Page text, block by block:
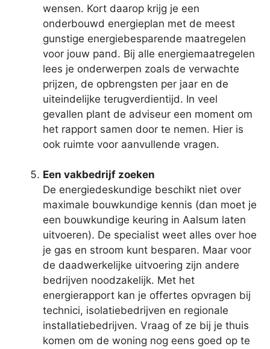
wensen. Kort daarop krijg je een
onderbouwd energieplan met de meest
gunstige energiebesparende maatregelen
voor jouw pand. Bij alle energiemaatregelen
lees je onderwerpen zoals de verwachte
prijzen, de opbrengsten per jaar en de
uiteindelijke terugverdientijd. In veel
gevallen plant de adviseur een moment om
het rapport samen door te nemen. Hier is
ook ruimte voor aanvullende vragen.
Een vakbedrijf zoeken
De energiedeskundige beschikt niet over
maximale bouwkundige kennis (dan moet je
een bouwkundige keuring in Aalsum laten
uitvoeren). De specialist weet alles over hoe
je gas en stroom kunt besparen. Maar voor
de daadwerkelijke uitvoering zijn andere
bedrijven noodzakelijk. Met het
energierapport kan je offertes opvragen bij
technici, isolatiebedrijven en regionale
installatiebedrijven. Vraag of ze bij je thuis
komen om de woning nog eens goed op te